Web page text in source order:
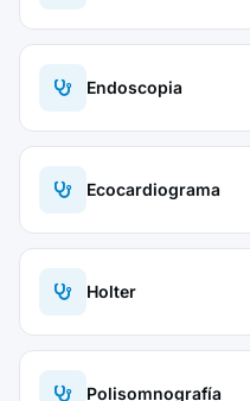
Endoscopia
Ecocardiograma
Holter
Polisomnografía